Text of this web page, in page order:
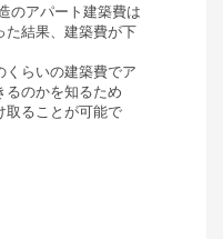
のアパート建築費は
た結果、建築費が下
くらいの建築費でア
るのかを知るため
取ることが可能で